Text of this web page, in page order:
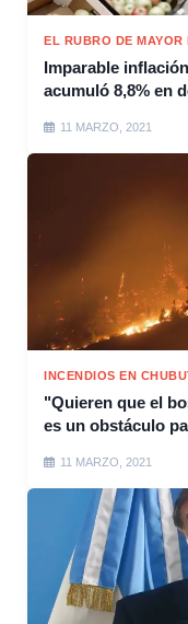
EL RUBRO DE MAYOR
Imparable
acumuló 8,8% en
11 MARZO, 2021
INCENDIOS EN
"Quieren que el
es un obstáculo
11 MARZO, 2021